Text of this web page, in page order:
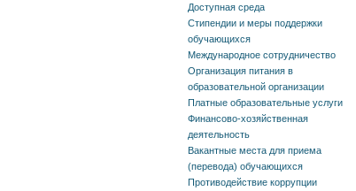
оснащенность
образовательного
процесса. Доступная
среда
Стипендии и меры
поддержки обучающихся
Доступная среда
Стипендии и меры поддержки
обучающихся
Международное сотрудничество
Организация питания в
образовательной организации
Платные образовательные услуги
Финансово-хозяйственная
деятельность
Вакантные места для приема
(перевода) обучающихся
Противодействие коррупции